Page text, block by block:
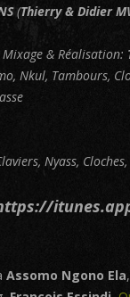
(Thierry & Didier
& Réalisation:
Nkul, Tambours,
Nyass,
Assomo Ngono Ela